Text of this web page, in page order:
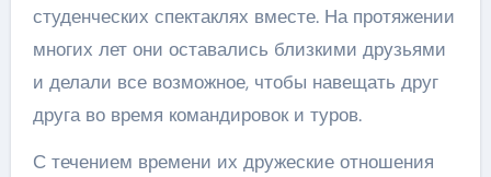
студенческих спектаклях вместе. На протяжении
многих лет они оставались близкими друзьями
и делали все возможное, чтобы навещать друг
друга во время командировок и туров.
С течением времени их дружеские отношения